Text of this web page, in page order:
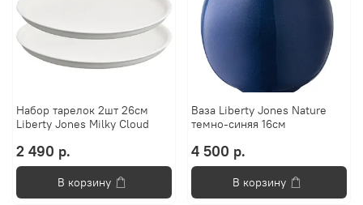
Набор тарелок 2шт 26см
Liberty Jones Milky Cloud
2 490 р.
В корзину
Ваза Liberty Jones Nature
темно-синяя 16см
4 500 р.
В корзину